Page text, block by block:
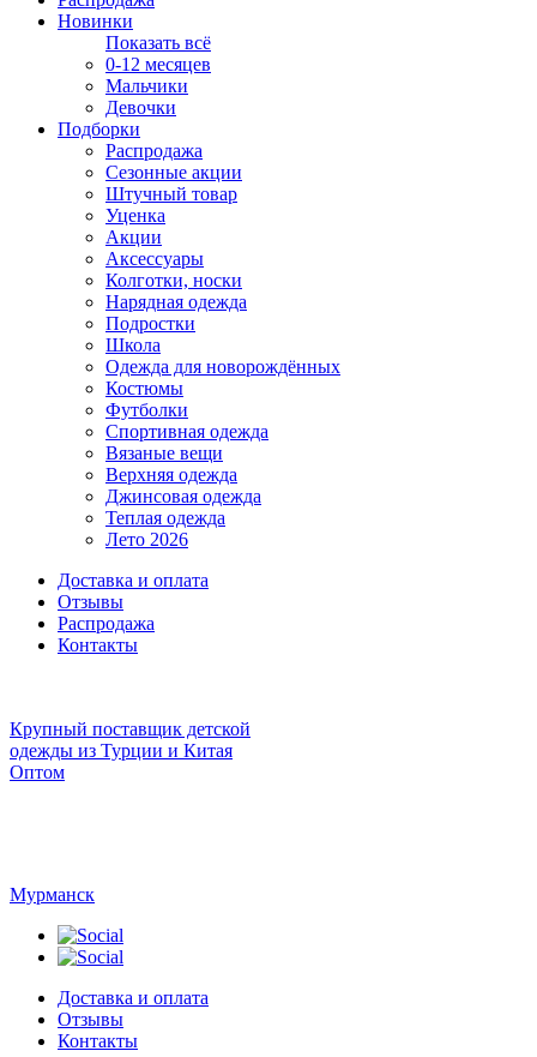
Новинки
Показать всё
0-12 месяцев
Мальчики
Девочки
Подборки
Распродажа
Сезонные акции
Штучный товар
Уценка
Акции
Аксессуары
Колготки, носки
Нарядная одежда
Подростки
Школа
Одежда для новорождённых
Костюмы
Футболки
Спортивная одежда
Вязаные вещи
Верхняя одежда
Джинсовая одежда
Теплая одежда
Лето 2026
Доставка и оплата
Отзывы
Распродажа
Контакты
Крупный поставщик детской
одежды из Турции и Китая
Оптом
Мурманск
Доставка и оплата
Отзывы
Контакты